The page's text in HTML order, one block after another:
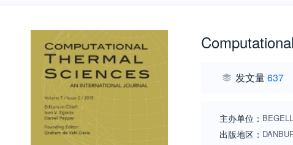
发文量637
主办单位：
出版地区：